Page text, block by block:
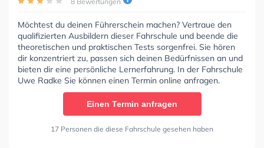
Möchtest du deinen Führerschein machen? Vertraue den
qualifizierten Ausbildern dieser Fahrschule und beende die
theoretischen und praktischen Tests sorgenfrei. Sie hören
dir konzentriert zu, passen sich deinen Bedürfnissen an und
bieten dir eine persönliche Lernerfahrung. In der Fahrschule
Uwe Radke Sie können einen Termin online anfragen.
Einen Termin anfragen
17 Personen die diese Fahrschule gesehen haben